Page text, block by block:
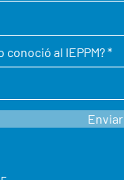
conoció al IEPPM?
Enviar